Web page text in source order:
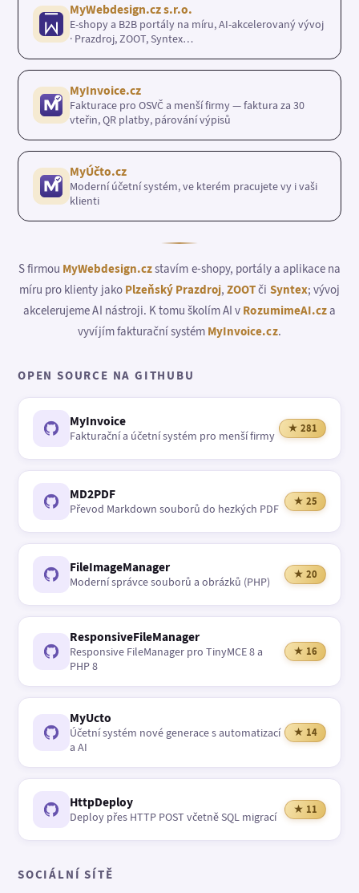
MyWebdesign.cz s.r.o.
E-shopy a B2B portály na míru, AI-akcelerovaný vývoj
· Prazdroj, ZOOT, Syntex…
MyInvoice.cz
Fakturace pro OSVČ a menší firmy — faktura za 30
vteřin, QR platby, párování výpisů
MyÚčto.cz
Moderní účetní systém, ve kterém pracujete vy i vaši
klienti
S firmou MyWebdesign.czstavím e-shopy, portály a aplikace na
míru pro klienty jako Plzeňský Prazdroj,ZOOTči Syntex; vývoj
akcelerujeme AI nástroji. K tomu školím AI v RozumimeAI.cza
vyvíjím fakturační systém MyInvoice.cz.
OPEN SOURCE NA GITHUBU
MyInvoice
Fakturační a účetní systém pro menší firmy
★ 281
MD2PDF
Převod Markdown souborů do hezkých PDF
★ 25
FileImageManager
Moderní správce souborů a obrázků (PHP)
★ 20
ResponsiveFileManager
Responsive FileManager pro TinyMCE 8 a
PHP 8
★ 16
MyUcto
Účetní systém nové generace s automatizací
a AI
★ 14
HttpDeploy
Deploy přes HTTP POST včetně SQL migrací
★ 11
SOCIÁLNÍ SÍTĚ